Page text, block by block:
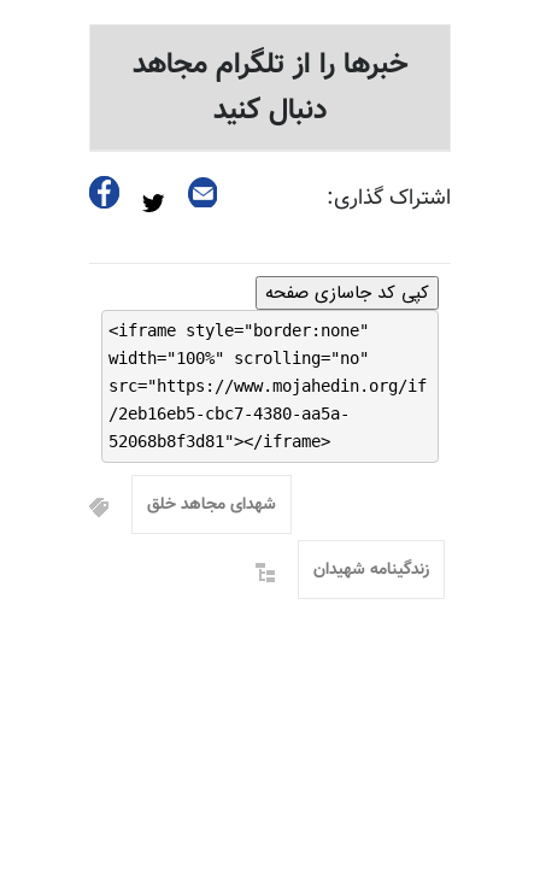
خبرها را از تلگرام مجاهد
دنبال کنید
اشتراک گذاری:
کپی کد جاسازی صفحه
<iframe style="border:none"
width="100%" scrolling="no"
src="https://www.mojahedin.org/if
/2eb16eb5-cbc7-4380-aa5a-
52068b8f3d81"></iframe>
شهدای مجاهد خلق
زندگینامه شهیدان